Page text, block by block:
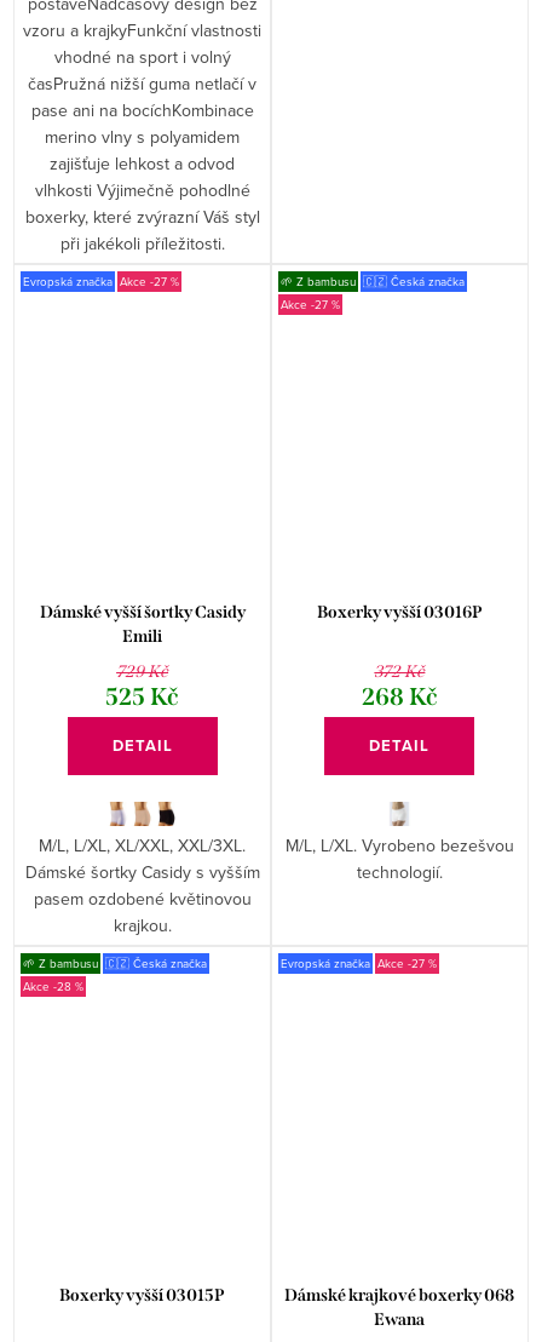
vzoru a krajkyFunkční vlastnosti
vhodné na sport i volný
časPružná nižší guma netlačí v
pase ani na bocíchKombinace
merino vlny s polyamidem
zajišťuje lehkost a odvod
vlhkosti Výjimečně pohodlné
boxerky, které zvýrazní Váš styl
při jakékoli příležitosti.
Evropská značka -27 %
Dámské vyšší šortky Casidy
Emili
729 Kč
525 Kč
DETAIL
M/L, L/XL, XL/XXL, XXL/3XL.
Dámské šortky Casidy s vyšším
pasem ozdobené květinovou
krajkou.
🌱 Z bambusu 🇨🇿 Česká značka
-27 %
Boxerky vyšší 03016P
372 Kč
268 Kč
DETAIL
M/L, L/XL. Vyrobeno bezešvou
technologií.
🌱 Z bambusu 🇨🇿 Česká značka
-28 %
Boxerky vyšší 03015P
Evropská značka -27 %
Dámské krajkové boxerky 068
Ewana